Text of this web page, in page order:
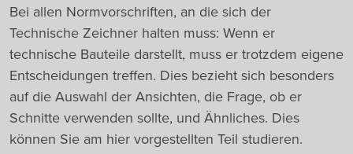
Bei allen Normvorschriften, an die sich der
Technische Zeichner halten muss: Wenn er
technische Bauteile darstellt, muss er trotzdem eigene
Entscheidungen treffen. Dies bezieht sich besonders
auf die Auswahl der Ansichten, die Frage, ob er
Schnitte verwenden sollte, und Ähnliches. Dies
können Sie am hier vorgestellten Teil studieren.